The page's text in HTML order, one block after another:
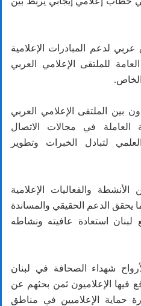
لدعم المبادرات الإعلامية
للملتقى الإعلامي العربي
بين الملتقى الإعلامي العربي
العاملة في مجالات الاتصال
لتبادل الخبرات وتطوير
الأنشطة والفعاليات الإعلامية
يحقق الدعم الحقيقي والمساندة
لبنان استعادة عافيته ونشاطه
شهداء الصحافة في لبنان
فيها الإعلاميون ثمن بحثهم عن
حماية الإعلاميين في مناطق